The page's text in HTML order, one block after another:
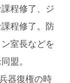
程修了、ジ
程修了。防
室長などを
盟。
器復権の時